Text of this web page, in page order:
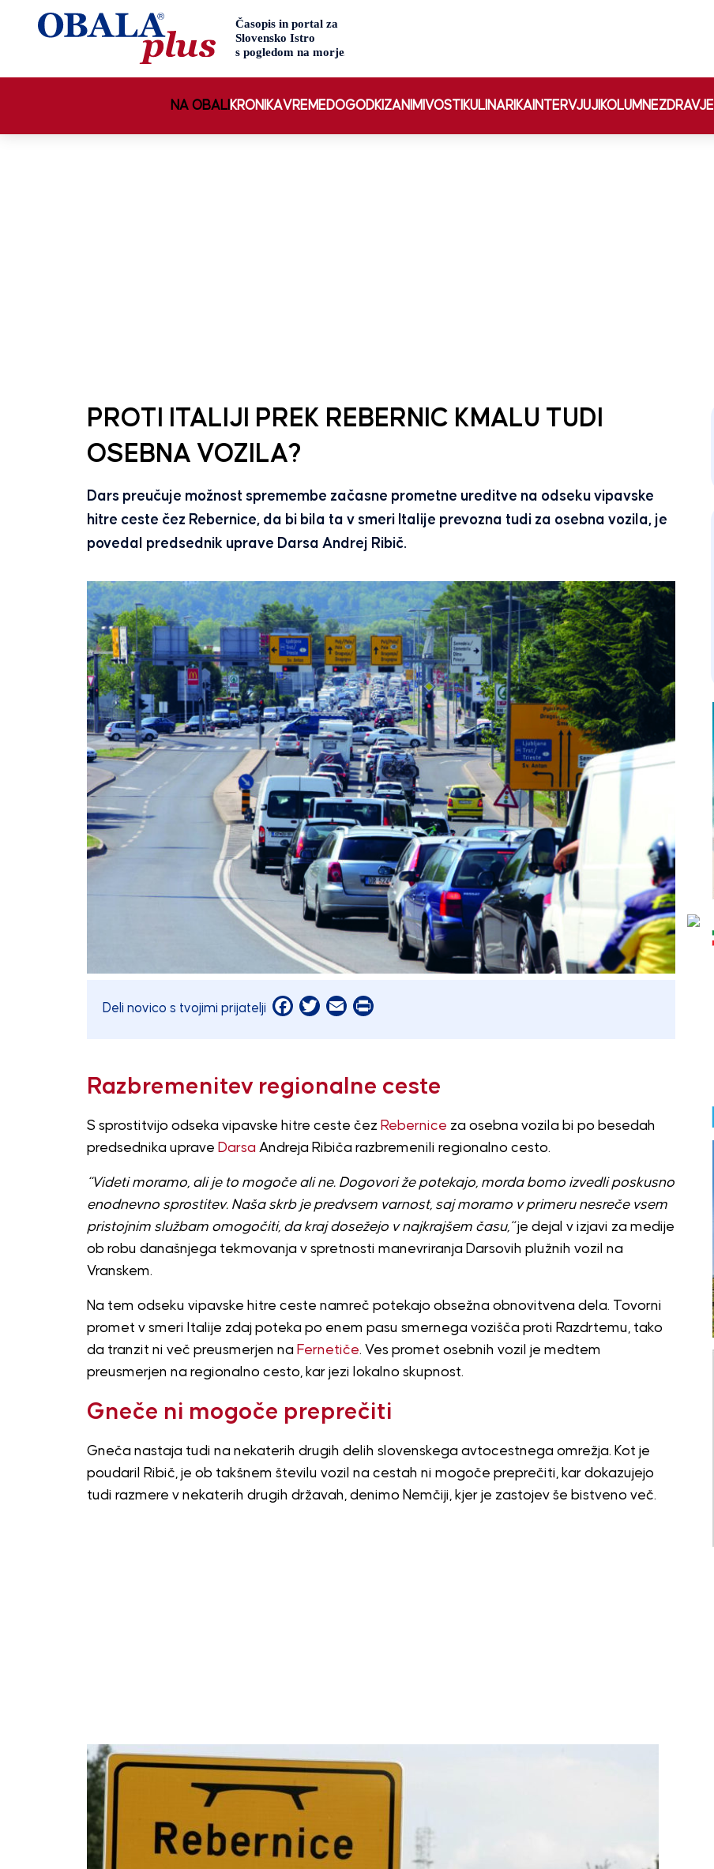
NA OBALI KRONIKAVREMEDOGODKIZANIMIVOSTI KULINARIKA INTERVJUJI KOLUMNEZDRAVJE
PROTI ITALIJI PREK REBERNIC KMALU TUDI
OSEBNA VOZILA?
Dars preučuje možnost spremembe začasne prometne ureditve na odseku vipavske
hitre ceste čez Rebernice, da bi bila ta v smeri Italije prevozna tudi za osebna vozila, je
povedal predsednik uprave Darsa Andrej Ribič.
Deli novico s tvojimi prijatelji Facebook
Twitter
EmailPrint
Razbremenitev regionalne ceste
S sprostitvijo odseka vipavske hitre ceste čez Rebernice za osebna vozila bi po besedah
predsednika uprave DarsaAndreja Ribiča razbremenili regionalno cesto.
“Videti moramo, ali je to mogoče ali ne. Dogovori že potekajo, morda bomo izvedli poskusno
enodnevno sprostitev. Naša skrb je predvsem varnost, saj moramo v primeru nesreče vsem
pristojnim službam omogočiti, da kraj dosežejo v najkrajšem času,”je dejal v izjavi za medije
ob robu današnjega tekmovanja v spretnosti manevriranja Darsovih plužnih vozil na
Vranskem.
Na tem odseku vipavske hitre ceste namreč potekajo obsežna obnovitvena dela. Tovorni
promet v smeri Italije zdaj poteka po enem pasu smernega vozišča proti Razdrtemu, tako
da tranzit ni več preusmerjen na Fernetiče. Ves promet osebnih vozil je medtem
preusmerjen na regionalno cesto, kar jezi lokalno skupnost.
Gneče ni mogoče preprečiti
Gneča nastaja tudi na nekaterih drugih delih slovenskega avtocestnega omrežja. Kot je
poudaril Ribič, je ob takšnem številu vozil na cestah ni mogoče preprečiti, kar dokazujejo
tudi razmere v nekaterih drugih državah, denimo Nemčiji, kjer je zastojev še bistveno več.